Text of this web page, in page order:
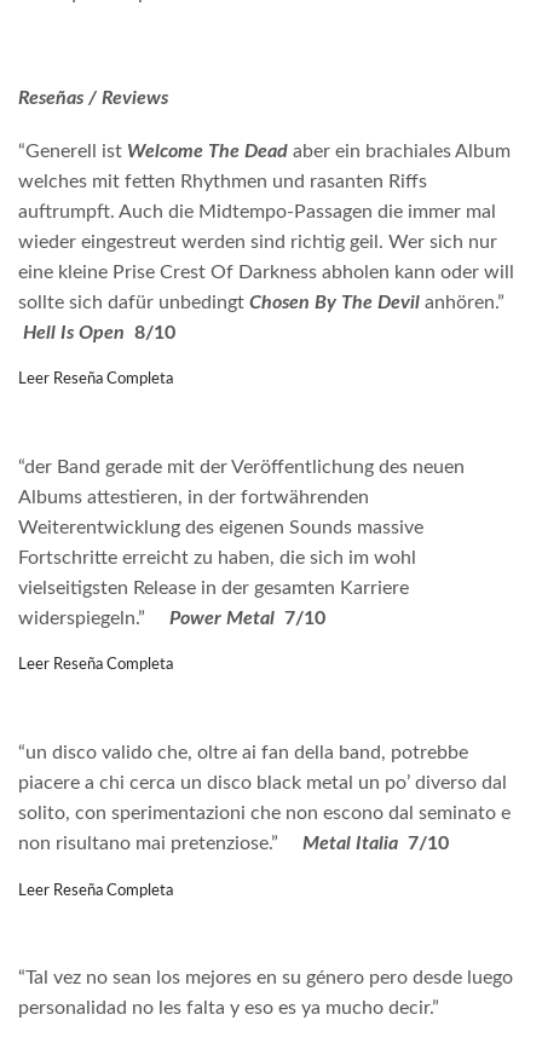
Reseñas / Reviews
“Generell ist Welcome The Dead aber ein brachiales Album
welches mit fetten Rhythmen und rasanten Riffs
auftrumpft. Auch die Midtempo-Passagen die immer mal
wieder eingestreut werden sind richtig geil. Wer sich nur
eine kleine Prise Crest Of Darkness abholen kann oder will
sollte sich dafür unbedingt Chosen By The Devil anhören.”
Hell Is Open 8/10
Leer Reseña Completa
“der Band gerade mit der Veröffentlichung des neuen
Albums attestieren, in der fortwährenden
Weiterentwicklung des eigenen Sounds massive
Fortschritte erreicht zu haben, die sich im wohl
vielseitigsten Release in der gesamten Karriere
widerspiegeln.” Power Metal 7/10
Leer Reseña Completa
“un disco valido che, oltre ai fan della band, potrebbe
piacere a chi cerca un disco black metal un po’ diverso dal
solito, con sperimentazioni che non escono dal seminato e
non risultano mai pretenziose.” Metal Italia 7/10
Leer Reseña Completa
“Tal vez no sean los mejores en su género pero desde luego
personalidad no les falta y eso es ya mucho decir.”